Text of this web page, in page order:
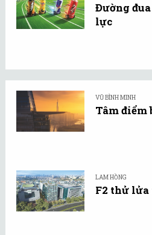
Đường
lực
VŨ BÌNH MINH
Tâm điểm
LAM HỒNG
F2 thử lửa